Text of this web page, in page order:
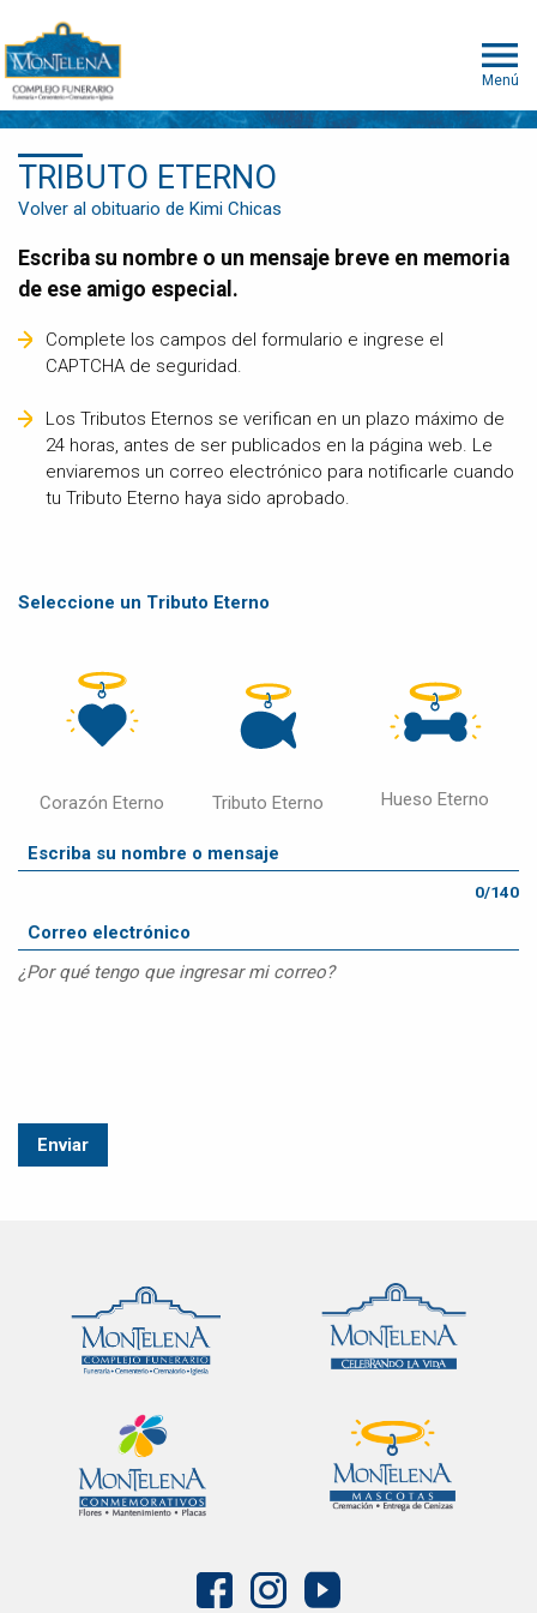
Menú
TRIBUTO ETERNO
Volver al obituario de Kimi Chicas
Escriba su nombre o un mensaje breve en memoria
de ese amigo especial.
Complete los campos del formulario e ingrese el
CAPTCHA de seguridad.
Los Tributos Eternos se verifican en un plazo máximo de
24 horas, antes de ser publicados en la página web. Le
enviaremos un correo electrónico para notificarle cuando
tu Tributo Eterno haya sido aprobado.
Seleccione un Tributo Eterno
Corazón Eterno Tributo Eterno Hueso Eterno
0/140
¿Por qué tengo que ingresar mi correo?